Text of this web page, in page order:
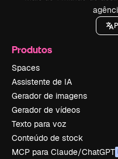
Produtos
Spaces
Assistente de IA
Gerador de imagens
Gerador de vídeos
Texto para voz
Conteúdo de stock
MCP para Claude/ChatGPT